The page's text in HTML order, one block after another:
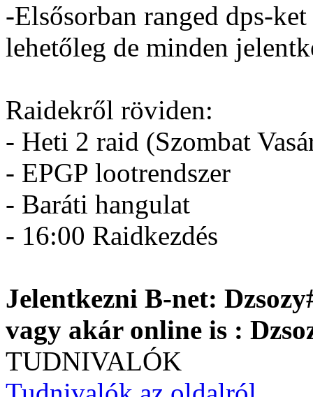
-Elsősorban ranged dps-
lehetőleg de minden
Raidekről röviden:
- Heti 2 raid (Szombat
- EPGP lootrendszer
- Baráti hangulat
- 16:00 Raidkezdés
Jelentkezni B-net:
vagy akár online is :
TUDNIVALÓK